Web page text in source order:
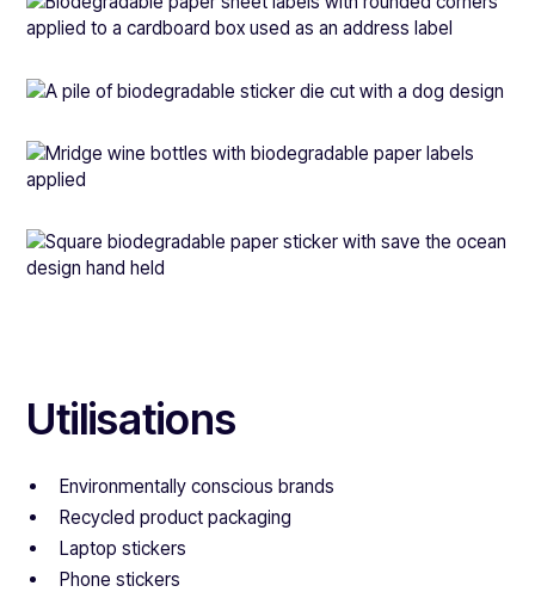
Utilisations
Environmentally conscious brands
Recycled product packaging
Laptop stickers
Phone stickers